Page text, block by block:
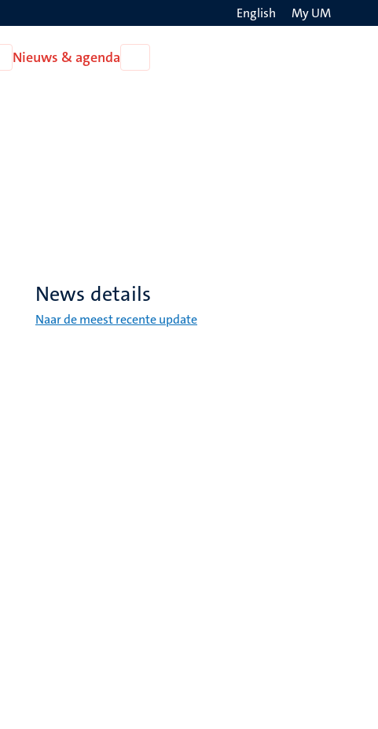
English My UM
Nieuws & agenda
Nieuws
News details
Naar de meest recente update